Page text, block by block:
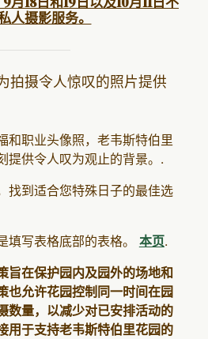
人摄影服务。
拍摄令人惊叹的照片提供
和职业头像照，老韦斯特伯里
提供令人叹为观止的背景。.
找到适合您特殊日子的最佳选
填写表格底部的表格。 本页.
旨在保护园内及园外的场地和
也允许花园控制同一时间在园
数量，以减少对已安排活动的
用于支持老韦斯特伯里花园的